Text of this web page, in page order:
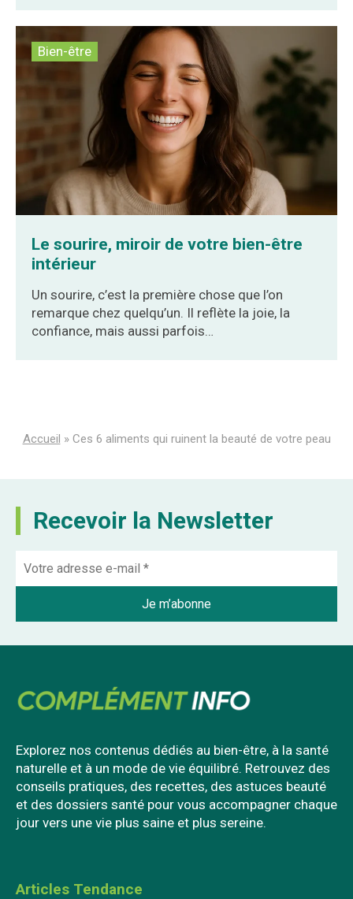
Le sourire, miroir de votre bien-être
intérieur
Un sourire, c’est la première chose que l’on
remarque chez quelqu’un. Il reflète la joie, la
confiance, mais aussi parfois…
Bien-être
Accueil » Ces 6 aliments qui ruinent la beauté de votre peau
Recevoir la Newsletter
Explorez nos contenus dédiés au bien-être, à la santé
naturelle et à un mode de vie équilibré. Retrouvez des
conseils pratiques, des recettes, des astuces beauté
et des dossiers santé pour vous accompagner chaque
jour vers une vie plus saine et plus sereine.
Articles Tendance